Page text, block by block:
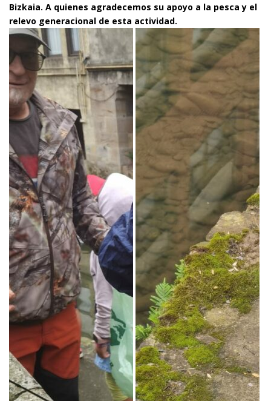
Bizkaia. A quienes agradecemos su apoyo a la pesca y el
relevo generacional de esta actividad.